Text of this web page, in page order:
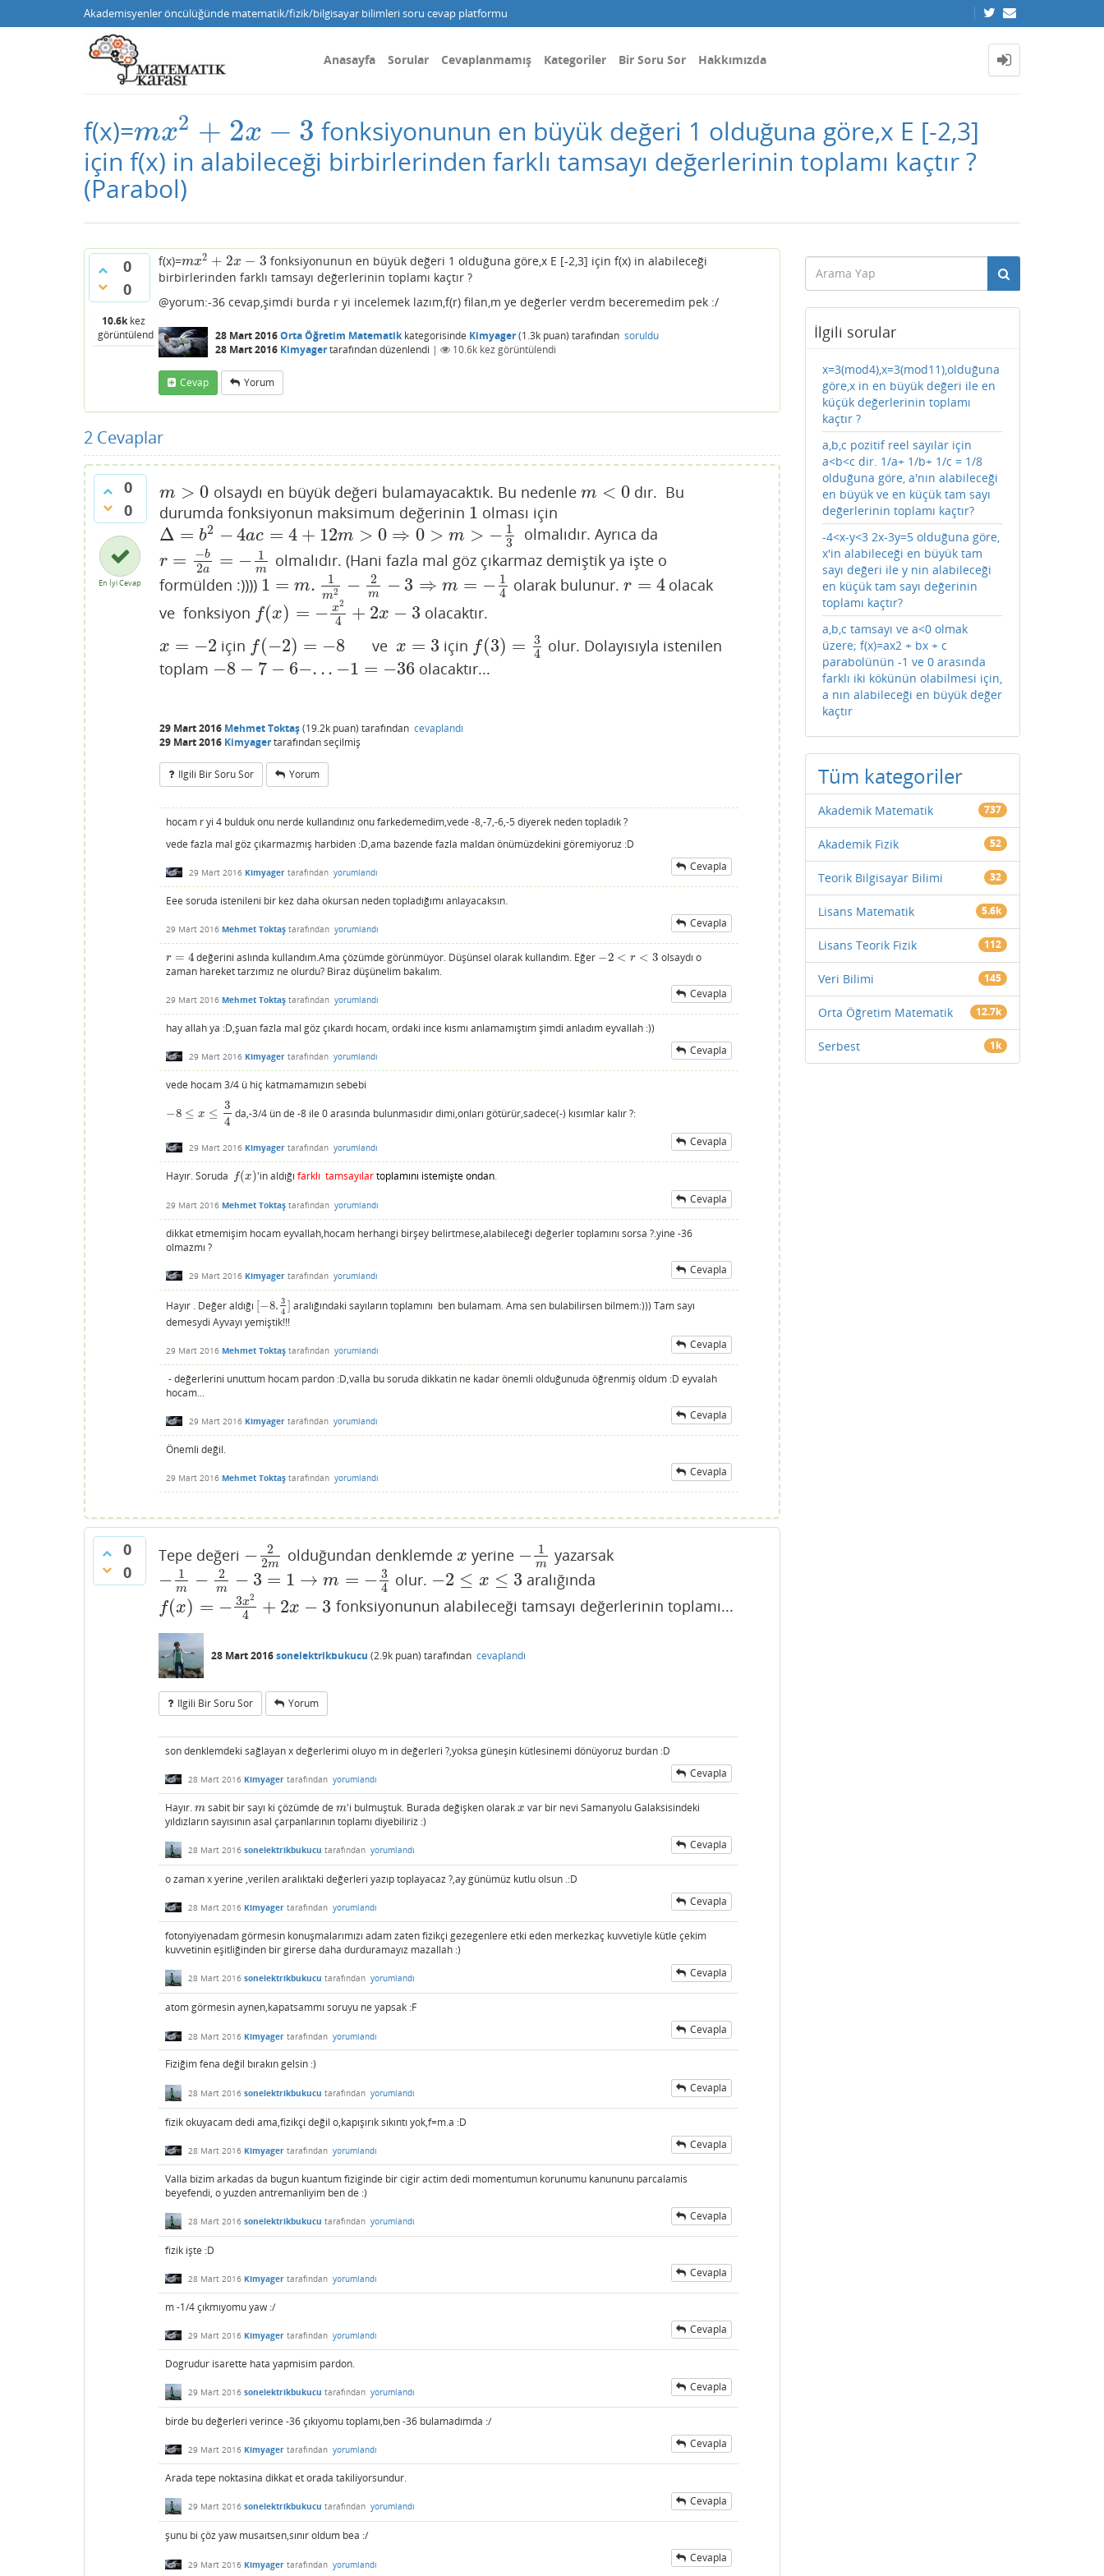
Akademisyenler öncülüğünde matematik/fizik/bilgisayar bilimleri soru cevap platformu
Anasayfa Sorular Cevaplanmamış Kategoriler Bir Soru Sor Hakkımızda
f(x)=mx2 + 2x − 3
mx2+ 2x −3
fonksiyonunun en büyük değeri 1 olduğuna göre,x E [-2,3]
için f(x) in alabileceği birbirlerinden farklı tamsayı değerlerinin toplamı kaçtır ?
(Parabol)
0
0
10.6kkez
görüntülendi
f(x)=mx2 + 2x − 3
mx2+ 2x −3
fonksiyonunun en büyük değeri 1 olduğuna göre,x E [-2,3] için f(x) in alabileceği
birbirlerinden farklı tamsayı değerlerinin toplamı kaçtır ?
@yorum:-36 cevap,şimdi burda r yi incelemek lazım,f(r) filan,m ye değerler verdm beceremedim pek :/
28 Mart 2016Orta Öğretim Matematikkategorisinde Kimyager(1.3k puan) tarafından soruldu
28 Mart 2016 Kimyagertarafındandüzenlendi | 10.6k kez görüntülendi
Cevap Yorum
2 Cevaplar
0
0
En İyi Cevap
m > 0
m> 0 olsaydı en büyük değeri bulamayacaktık. Bu nedenle m < 0
m< 0
dır. Bu
durumda fonksiyonun maksimum değerinin 1
1 olması için
Δ = b2 − 4ac = 4 + 12m > 0 ⇒ 0 > m > − 1
3
Δ= b2 −4a c= 4+12 m> 0⇒0 >m>− 13 olmalıdır. Ayrıca da
r = −b
2a = − 1
m
r= −b 2a= −1m
olmalıdır. (Hani fazla mal göz çıkarmaz demiştik ya işte o
formülden :)))) 1 = m. 1
m2 − 2
m − 3 ⇒ m = − 1
4
1 =m .1m 2−2 m− 3⇒ m=− 14 olarak bulunur.r = 4
r= 4
olacak
ve fonksiyon f(x) = − x2
4 + 2x − 3
f(x)=− x24 +2x− 3 olacaktır.
x = −2
x= −2 için f(−2) = −8
f(− 2)=−8 ve x = 3
x= 3 için f(3) =
3
4
f(3)=3 4
olur. Dolayısıyla istenilen
toplam −8 − 7 − 6−. .. −1 = −36
−8− 7− 6− ...−1=−36 olacaktır...
29 Mart 2016 Mehmet Toktaş(19.2k puan) tarafından cevaplandı
29 Mart 2016 Kimyagertarafındanseçilmiş
Ilgili Bir Soru Sor Yorum
hocam r yi 4 bulduk onu nerde kullandınız onu farkedemedim,vede -8,-7,-6,-5 diyerek neden topladık ?
vede fazla mal göz çıkarmazmış harbiden :D,ama bazende fazla maldan önümüzdekini göremiyoruz :D
29 Mart 2016 Kimyager tarafından yorumlandı Cevapla
Eee soruda istenileni bir kez daha okursan neden topladığımı anlayacaksın.
29 Mart 2016 Mehmet Toktaş tarafından yorumlandı Cevapla
r = 4
r= 4 değerini aslında kullandım.Ama çözümde görünmüyor. Düşünsel olarak kullandım. Eğer −2 < r < 3
−2< r<3
olsaydı o
zaman hareket tarzımız ne olurdu? Biraz düşünelim bakalım.
29 Mart 2016 Mehmet Toktaş tarafından yorumlandı Cevapla
hay allah ya :D,şuan fazla mal göz çıkardı hocam, ordaki ince kısmı anlamamıştım şimdi anladım eyvallah :))
29 Mart 2016 Kimyager tarafından yorumlandı Cevapla
vede hocam 3/4 ü hiç katmamamızın sebebi
−8 ≤ x ≤
3
4
−8≤ x≤ 34 da,-3/4 ün de -8 ile 0 arasında bulunmasıdır dimi,onları götürür,sadece(-) kısımlar kalır ?:
29 Mart 2016 Kimyager tarafından yorumlandı Cevapla
Hayır. Soruda f(x)
f(x) 'in aldığıfarklı tamsayılartoplamını istemişte ondan.
29 Mart 2016 Mehmet Toktaş tarafından yorumlandı Cevapla
dikkat etmemişim hocam eyvallah,hocam herhangi birşey belirtmese,alabileceği değerler toplamını sorsa ?.yine -36
olmazmı ?
29 Mart 2016 Kimyager tarafından yorumlandı Cevapla
Hayır . Değer aldığı [−8. 3
4 ]
−8.34] aralığındaki sayıların toplamını ben bulamam. Ama sen bulabilirsen bilmem:))) Tam sayı
demesydi Ayvayı yemiştik!!!
29 Mart 2016 Mehmet Toktaş tarafından yorumlandı Cevapla
- değerlerini unuttum hocam pardon :D,valla bu soruda dikkatin ne kadar önemli olduğunuda öğrenmiş oldum :D eyvalah
hocam...
29 Mart 2016 Kimyager tarafından yorumlandı Cevapla
Önemli değil.
29 Mart 2016 Mehmet Toktaş tarafından yorumlandı Cevapla
0
0
Tepe değeri −
2
2m
−22m olduğundan denklemde x
x yerine − 1
m
−1m yazarsak
− 1
m − 2
m − 3 = 1 → m = − 3
4
−1m −2m−3 =1 → m =− 34 olur. −2 ≤ x ≤ 3
−2≤ x≤3 aralığında
f(x) = − 3x2
4 + 2x − 3
f(x)=− 3x2 4+2x− 3 fonksiyonunun alabileceği tamsayı değerlerinin toplamı...
28 Mart 2016sonelektrikbukucu (2.9k puan) tarafından cevaplandı
Ilgili Bir Soru Sor Yorum
son denklemdeki sağlayan x değerlerimi oluyo m in değerleri ?,yoksa güneşin kütlesinemi dönüyoruz burdan :D
28 Mart 2016 Kimyager tarafından yorumlandı Cevapla
Hayır. m
msabit bir sayı ki çözümde de m
m'i bulmuştuk. Burada değişken olarak x
x var bir nevi Samanyolu Galaksisindeki
yıldızların sayısının asal çarpanlarının toplamı diyebiliriz :)
28 Mart 2016 sonelektrikbukucu tarafından yorumlandı Cevapla
o zaman x yerine ,verilen aralıktaki değerleri yazıp toplayacaz ?,ay günümüz kutlu olsun .:D
28 Mart 2016 Kimyager tarafından yorumlandı Cevapla
fotonyiyenadam görmesin konuşmalarımızı adam zaten fizikçi gezegenlere etki eden merkezkaç kuvvetiyle kütle çekim
kuvvetinin eşitliğinden bir girerse daha durduramayız mazallah :)
28 Mart 2016 sonelektrikbukucu tarafından yorumlandı Cevapla
atom görmesin aynen,kapatsammı soruyu ne yapsak :F
28 Mart 2016 Kimyager tarafından yorumlandı Cevapla
Fiziğim fena değil bırakın gelsin :)
28 Mart 2016 sonelektrikbukucu tarafından yorumlandı Cevapla
fizik okuyacam dedi ama,fizikçi değil o,kapışırık sıkıntı yok,f=m.a :D
28 Mart 2016 Kimyager tarafından yorumlandı Cevapla
Valla bizim arkadas da bugun kuantum fiziginde bir cigir actim dedi momentumun korunumu kanununu parcalamis
beyefendi, o yuzden antremanliyim ben de :)
28 Mart 2016 sonelektrikbukucu tarafından yorumlandı Cevapla
fizik işte :D
28 Mart 2016 Kimyager tarafından yorumlandı Cevapla
m -1/4 çıkmıyomu yaw :/
29 Mart 2016 Kimyager tarafından yorumlandı Cevapla
Dogrudur isarette hata yapmisim pardon.
29 Mart 2016 sonelektrikbukucu tarafından yorumlandı Cevapla
birde bu değerleri verince -36 çıkıyomu toplamı,ben -36 bulamadımda :/
29 Mart 2016 Kimyager tarafından yorumlandı Cevapla
Arada tepe noktasina dikkat et orada takiliyorsundur.
29 Mart 2016 sonelektrikbukucu tarafından yorumlandı Cevapla
şunu bi çöz yaw musaıtsen,sınır oldum bea :/
29 Mart 2016 Kimyager tarafından yorumlandı Cevapla
İlgili sorular
x=3(mod4),x=3(mod11),olduğuna
göre,x in en büyük değeri ile en
küçük değerlerinin toplamı
kaçtır ?
a,b,c pozitif reel sayılar için
a<b<c dir. 1/a+ 1/b+ 1/c = 1/8
olduğuna göre, a'nın alabileceği
en büyük ve en küçük tam sayı
değerlerinin toplamı kaçtır?
-4<x-y<3 2x-3y=5 olduğuna göre,
x'in alabileceği en büyük tam
sayı değeri ile y nin alabileceği
en küçük tam sayı değerinin
toplamı kaçtır?
a,b,c tamsayı ve a<0 olmak
üzere; f(x)=ax2 + bx + c
parabolünün -1 ve 0 arasında
farklı iki kökünün olabilmesi için,
a nın alabileceği en büyük değer
kaçtır
Tüm kategoriler
Akademik Matematik 737
Akademik Fizik 52
Teorik Bilgisayar Bilimi 32
Lisans Matematik 5.6k
Lisans Teorik Fizik 112
Veri Bilimi 145
Orta Öğretim Matematik 12.7k
Serbest 1k